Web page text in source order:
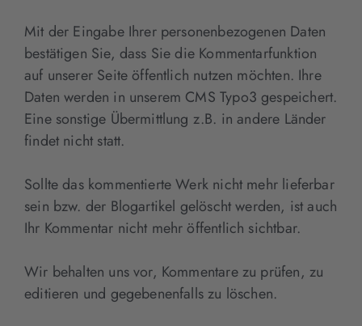
Mit der Eingabe Ihrer personenbezogenen Daten
bestätigen Sie, dass Sie die Kommentarfunktion
auf unserer Seite öffentlich nutzen möchten. Ihre
Daten werden in unserem CMS Typo3 gespeichert.
Eine sonstige Übermittlung z.B. in andere Länder
findet nicht statt.
Sollte das kommentierte Werk nicht mehr lieferbar
sein bzw. der Blogartikel gelöscht werden, ist auch
Ihr Kommentar nicht mehr öffentlich sichtbar.
Wir behalten uns vor, Kommentare zu prüfen, zu
editieren und gegebenenfalls zu löschen.